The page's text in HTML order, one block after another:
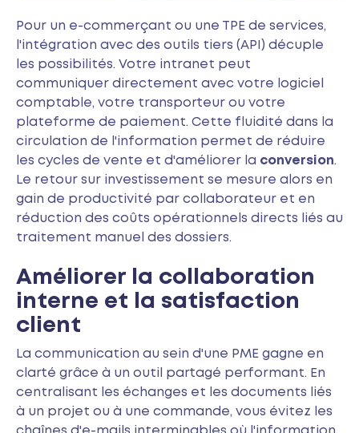
Pour un e-commerçant ou une TPE de services,
l'intégration avec des outils tiers (API) décuple
les possibilités. Votre intranet peut
communiquer directement avec votre logiciel
comptable, votre transporteur ou votre
plateforme de paiement. Cette fluidité dans la
circulation de l'information permet de réduire
les cycles de vente et d'améliorer la conversion.
Le retour sur investissement se mesure alors en
gain de productivité par collaborateur et en
réduction des coûts opérationnels directs liés au
traitement manuel des dossiers.
Améliorer la collaboration
interne et la satisfaction
client
La communication au sein d'une PME gagne en
clarté grâce à un outil partagé performant. En
centralisant les échanges et les documents liés
à un projet ou à une commande, vous évitez les